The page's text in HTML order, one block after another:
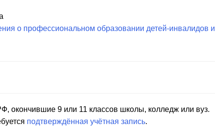
о профессиональном образовании детей-инвалидов и
окончившие 9 или 11 классов школы, колледж или вуз.
подтверждённая учётная запись.